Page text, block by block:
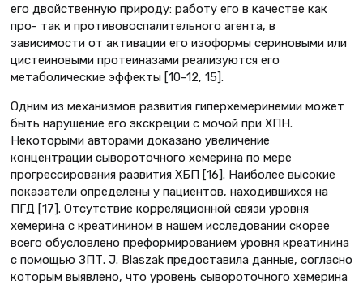
его двойственную природу: работу его в качестве как
про- так и противовоспалительного агента, в
зависимости от активации его изоформы сериновыми или
цистеиновыми протеиназами реализуются его
метаболические эффекты [10–12, 15].
Одним из механизмов развития гиперхемеринемии может
быть нарушение его экскреции с мочой при ХПН.
Некоторыми авторами доказано увеличение
концентрации сывороточного хемерина по мере
прогрессирования развития ХБП [16]. Наиболее высокие
показатели определены у пациентов, находившихся на
ПГД [17]. Отсутствие корреляционной связи уровня
хемерина с креатинином в нашем исследовании скорее
всего обусловлено преформированием уровня креатинина
с помощью ЗПТ. J. Blaszak предоставила данные, согласно
которым выявлено, что уровень сывороточного хемерина